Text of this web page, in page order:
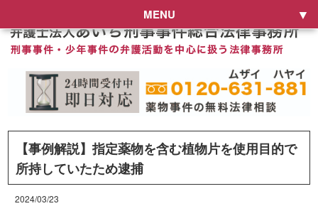
MENU
【事例解説】指定薬物を含む植物片を使用目的で
所持していたため逮捕
2024/03/23